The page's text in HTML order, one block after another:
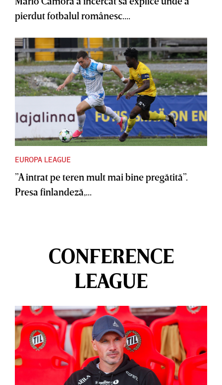
pierdut fotbalul românesc....
EUROPA LEAGUE
”A intrat pe teren mult mai bine pregătită”.
Presa finlandeză,...
CONFERENCE
LEAGUE